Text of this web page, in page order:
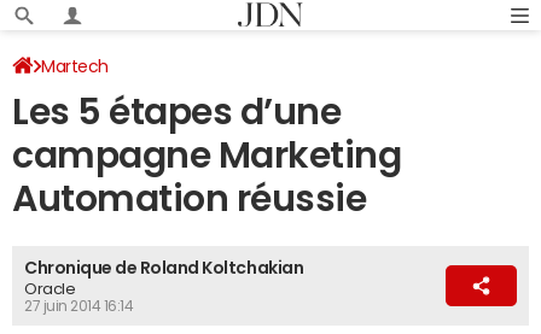
Martech
Les 5 étapes d’une
campagne Marketing
Automation réussie
Chronique de Roland Koltchakian
Oracle
27 juin 2014 16:14